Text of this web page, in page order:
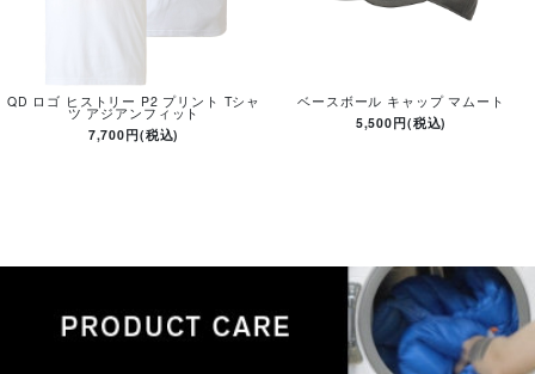
QD ロゴ ヒストリー P2 プリント Tシャ
ツ アジアンフィット
7,700円(税込)
ベースボール キャップ マムート
5,500円(税込)